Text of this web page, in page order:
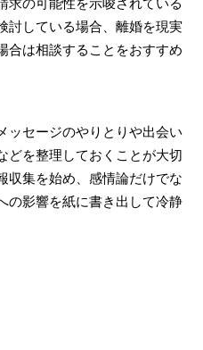
討している場合、離婚を現実
合は相談することをおすすめ
ッセージのやりとりや出会い
どを整理しておくことが大切
収集を始め、感情論だけでな
の影響を紙に書き出して冷静